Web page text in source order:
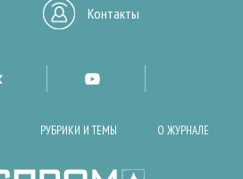
Контакты
РУБРИКИ И ТЕМЫ О ЖУРНАЛЕ